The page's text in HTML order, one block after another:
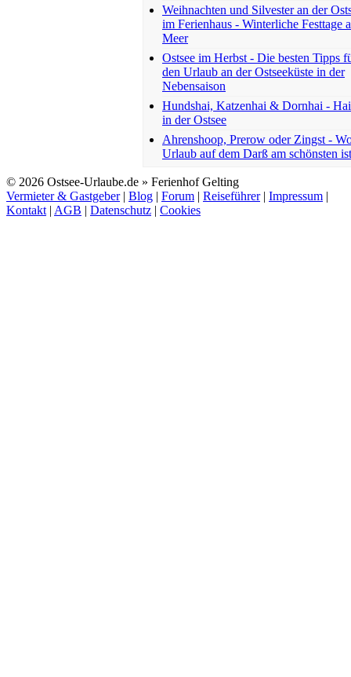
Weihnachten und Silvester an der
im Ferienhaus - Winterliche Festtage
Meer
Ostsee im Herbst - Die besten Tipps
den Urlaub an der Ostseeküste in der
Nebensaison
Hundshai, Katzenhai & Dornhai -
in der Ostsee
Ahrenshoop, Prerow oder Zingst -
Urlaub auf dem Darß am schönsten ist
© 2026 Ostsee-Urlaube.de » Ferienhof Gelting
Vermieter & Gastgeber| Blog | Forum | Reiseführer| Impressum |
Kontakt | AGB | Datenschutz | Cookies